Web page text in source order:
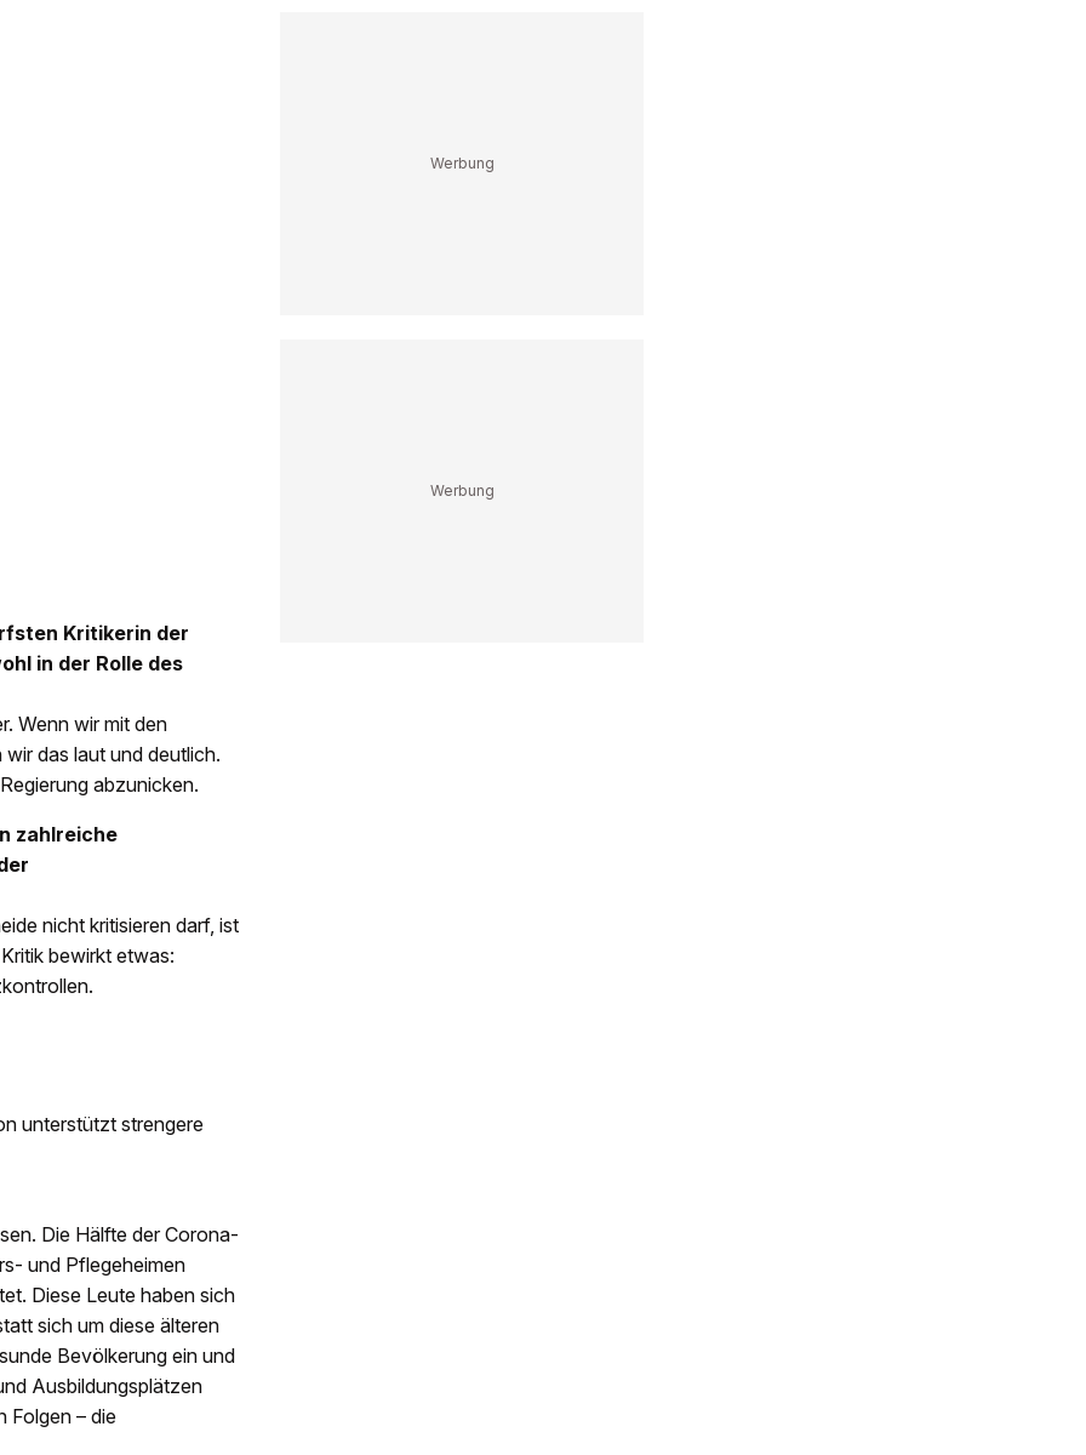
Kritikerin der
in der Rolle des
Wenn wir mit den
das laut und deutlich.
abzunicken.
zahlreiche
nicht kritisieren darf, ist
bewirkt etwas:
unterstützt stren­gere
Die Hälfte der Corona-
und Pflegeheimen
Diese Leute haben sich
sich um diese älteren
Bevölkerung ein und
Ausbildungsplätzen
­Folgen – die